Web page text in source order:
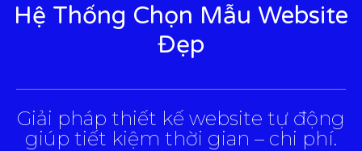
Hệ Thống Chọn Mẫu Website
Đẹp
Giải pháp thiết kế website tự động
giúp tiết kiệm thời gian – chi phí.